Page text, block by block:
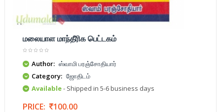
மலையாள மாந்தீரிக பெட்டகம்
Author: ஸ்வாமி பரஞ்சோதியார்
Category: ஜோதிடம்
Available- Shipped in 5-6 business days
PRICE: 100.00